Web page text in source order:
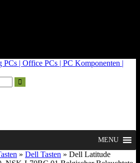
PCs | Office PCs | PC Komponenten |
MENU
» Dell Tasten » Dell Latitude